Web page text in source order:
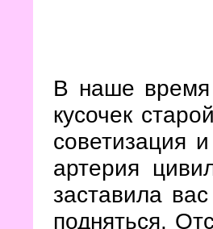
В наше время
кусочек
советизация
артерия
заставила
подняться.